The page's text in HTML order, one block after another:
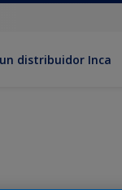
distribuidor Inca